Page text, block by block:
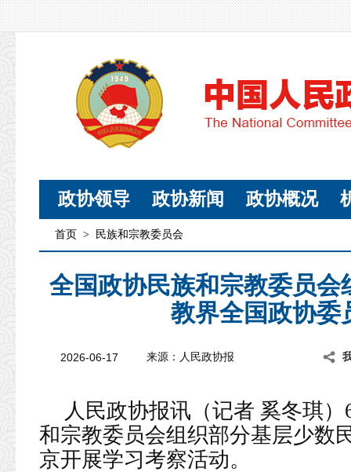
政协领导 政协新闻 政协概况
首页 > 民族和宗教委员会
全国政协民族和宗教委员
教界全国政协委
2026-06-17 来源：人民政协报
人民政协报讯（记者 奚冬琪
和宗教委员会组织部分基层少数
京开展学习考察活动。